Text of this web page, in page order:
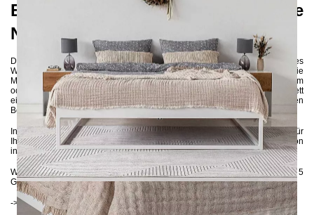
Einfacher Aufbau und flexible
Nutzungsmöglichkeiten
Das zerlegte Bettgestell wird geliefert und kann ohne großes handwerkliches
Wissen schnell und unkompliziert zusammengebaut werden. Sie haben die
Möglichkeit, entweder ein großes Lattenrost mit den Maßen 160x200 cm
oder zwei kleine Lattenroste mit den Maßen 80x200 cm in das Bett
einzulegen. Dadurch können Sie das Bett ganz nach Ihren individuellen
Bedürfnissen anpassen.
Insgesamt ist das Metallbett SIMPLEX nicht nur eine stilvolle Ergänzung für
Ihr Schlafzimmer, sondern auch eine nachhaltige und langlebige Investition
in Ihre Wohnqualität.
Wenn Sie sich bezüglich der Farbe unsicher sind, können Siehierbis zu 5
Gratis-Farbproben anfordern :-)
-> NEU:Hierfinden Sie passende Lattenroste.